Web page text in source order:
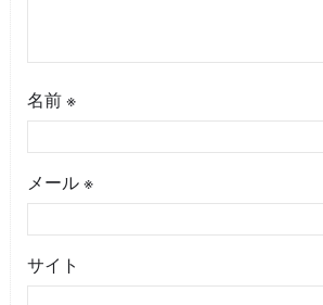
名前 ※
メール ※
サイト